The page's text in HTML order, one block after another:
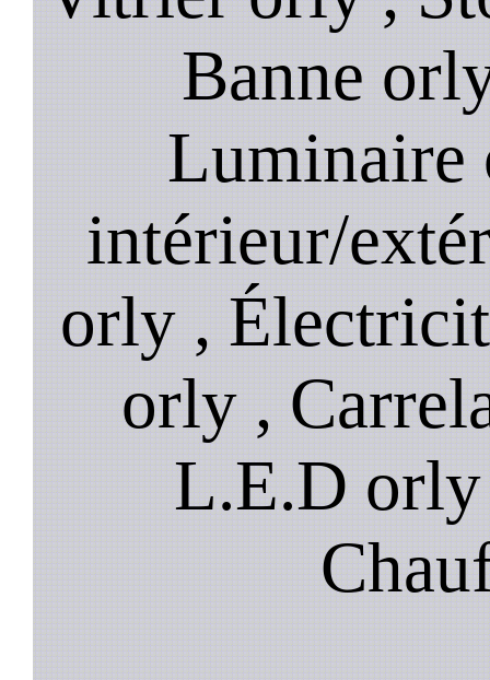
Banne
Luminaire
intérieur/
orly ,
orly ,
L.E.D